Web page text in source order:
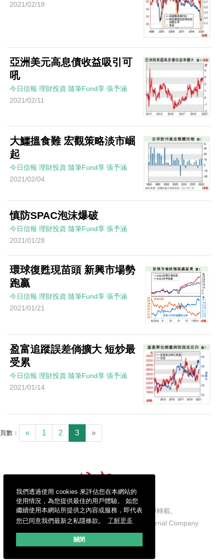
我們透過使用 cookies 來評估您在本網站的
使用情況，為您提供最佳的用戶體驗。 如您
繼續使用本網站所提供之內容或服務，即代表
您已同意我們最新之私隱條款。
了解更多
關閉
2021/02/18
亞洲美元高息債收益吸引可
吼
今日信報 理財投資 隨筆Fund享 張予涵
2021/02/11
大鱷搵食難 宏觀策略淡市崛
起
今日信報 理財投資 隨筆Fund享 張予涵
2021/02/04
慎防SPAC泡沫爆破
今日信報 理財投資 隨筆Fund享 張予涵
2021/01/28
環球復甦現苗頭 新興市場勢
跑贏
今日信報 理財投資 隨筆Fund享 張予涵
2021/01/21
盈富追蹤誤差倘擴大 短炒最
受累
今日信報 理財投資 隨筆Fund享 張予涵
2021/01/14
頁數： « 1 2 3 »
信報財經新聞有限公司版權所有，不得轉載。
Copyright © 2026 Hong Kong Economic Journal Company
Limited. All rights reserved.